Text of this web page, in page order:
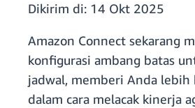
Dikirim di: 14 Okt 2025
Amazon Connect sekarang
konfigurasi ambang batas
jadwal, memberi Anda
dalam cara melacak kinerja